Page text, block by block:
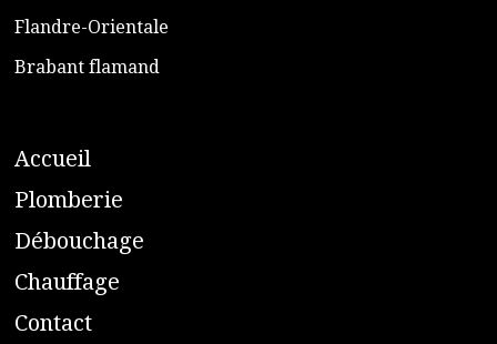
​Flandre-Orientale
​Brabant flamand
Accueil
​Plomberie
Débouchage
Chauffage
Contact